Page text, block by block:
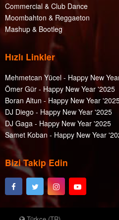
Commercial & Club Dance
Moombahton & Reggaeton
Mashup & Bootleg
Hızlı Linkler
Mehmetcan Yücel - Happy New
Ömer Gür - Happy New Year '2025
Boran Altun - Happy New Year
DJ Diego - Happy New Year '2025
DJ Gaga - Happy New Year '2025
Samet Koban - Happy New Year
Bizi Takip Edin